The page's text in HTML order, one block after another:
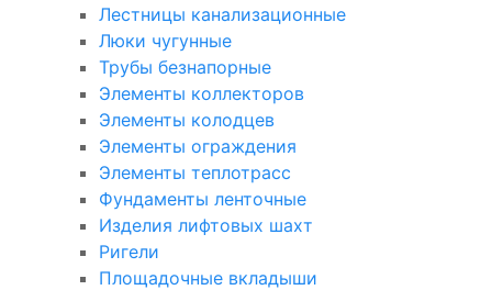
Лестницы канализационные
Люки чугунные
Трубы безнапорные
Элементы коллекторов
Элементы колодцев
Элементы ограждения
Элементы теплотрасс
Фундаменты ленточные
Изделия лифтовых шахт
Ригели
Площадочные вкладыши